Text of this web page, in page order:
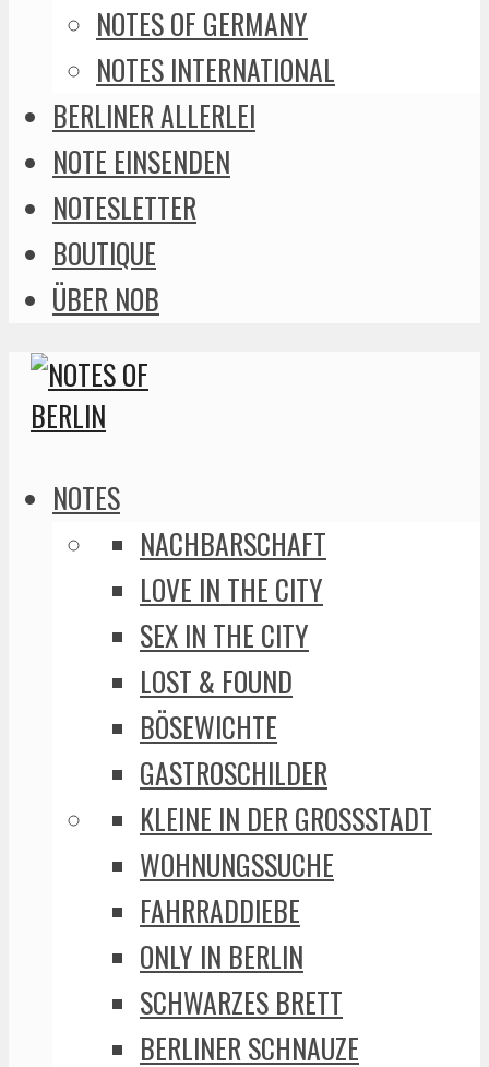
NOTES OF GERMANY
NOTES INTERNATIONAL
BERLINER ALLERLEI
NOTE EINSENDEN
NOTESLETTER
BOUTIQUE
ÜBER NOB
NOTES
NACHBARSCHAFT
LOVE IN THE CITY
SEX IN THE CITY
LOST & FOUND
BÖSEWICHTE
GASTROSCHILDER
KLEINE IN DER GROSSSTADT
WOHNUNGSSUCHE
FAHRRADDIEBE
ONLY IN BERLIN
SCHWARZES BRETT
BERLINER SCHNAUZE